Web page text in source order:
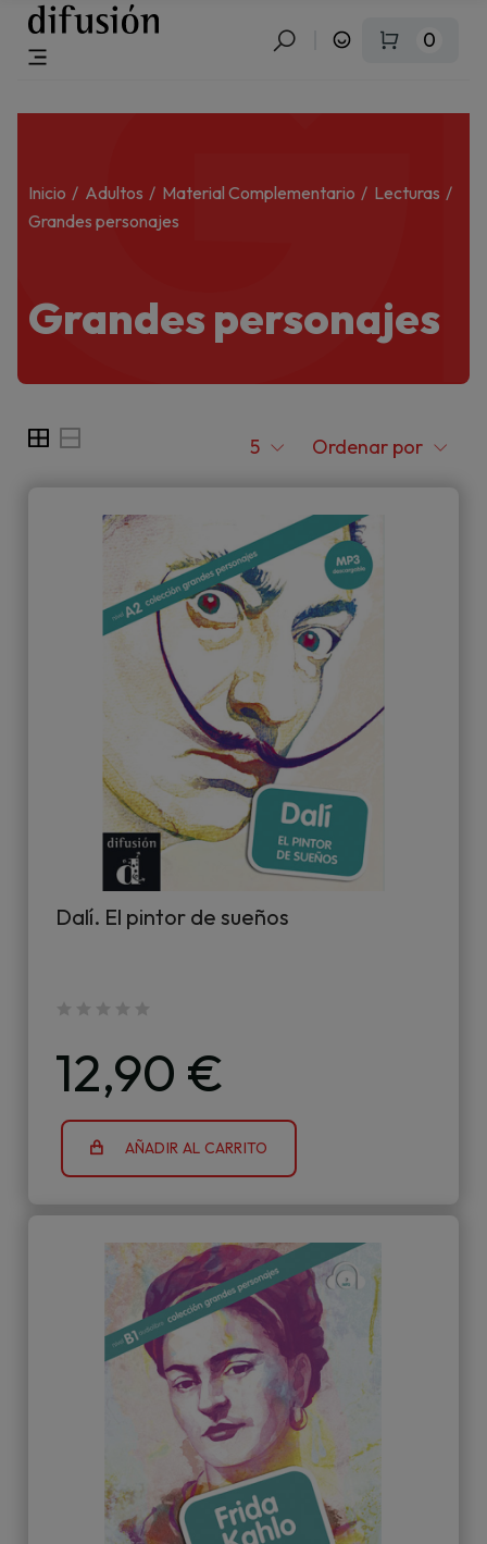
0
Inicio Adultos Material Complementario
Lecturas
Grandes personajes
Grandes personajes
5 Ordenar por
Dalí. El pintor de sueños
12,90 €
AÑADIR AL CARRITO